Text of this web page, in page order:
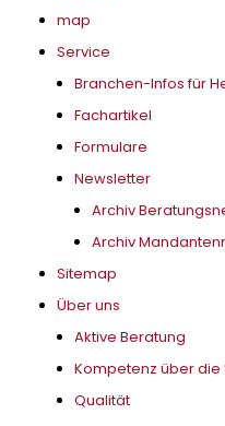
map
Service
Branchen-Infos für
Fachartikel
Formulare
Newsletter
Archiv
Archiv
Sitemap
Über uns
Aktive Beratung
Kompetenz über
Qualität